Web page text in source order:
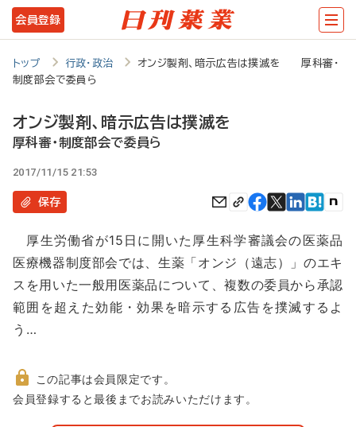
メ
イ
テ
ツ
に
動
会員登録
トップ 行政・政治
オンジ製剤、暗示広告は撲滅を 厚科審・
制度部会で委員ら
オンジ製剤、暗示広告は撲滅を
厚科審・制度部会で委員ら
2017/11/15 21:53
保存
厚生労働省が15日に開いた厚生科学審議会の医薬品
医療機器制度部会では、生薬「オンジ（遠志）」のエキ
スを用いた一般用医薬品について、複数の委員から承認
範囲を超えた効能・効果を暗示する広告を撲滅するよ
う…
非
この記事は会員限定です。
会員登録すると最後までお読みいただけます。